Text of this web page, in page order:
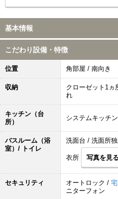
基本情報
こだわり設備・特徴
位置 角部屋 / 南向き
収納
クローゼット1ヵ
れ
キッチン（台
所）
システムキッチ
バスルーム（浴
室）/ トイレ
洗面台 / 洗面所
衣所 写真を見る
セキュリティ オートロック /
ニターフォン